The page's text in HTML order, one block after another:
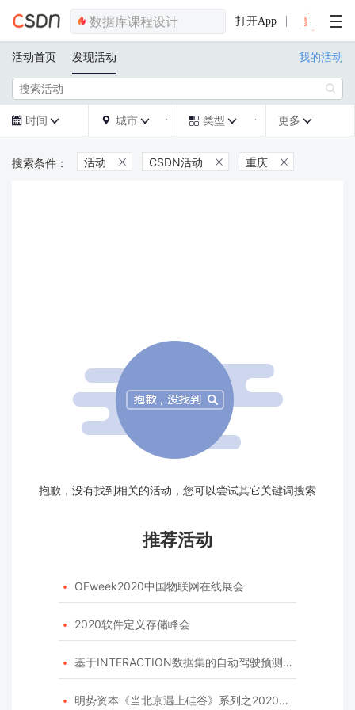
打开App
活动首页 发现活动 我的活动

 时间   城市   类型  更多 
活动  CSDN活动  重庆 
抱歉，没有找到相关的活动，您可以尝试其它关键词搜索
推荐活动
 OFweek2020中国物联网在线展会
 2020软件定义存储峰会
 基于INTERACTION数据集的自动驾驶预测模型挑战赛
 明势资本《当北京遇上硅谷》系列之2020年度开源峰会